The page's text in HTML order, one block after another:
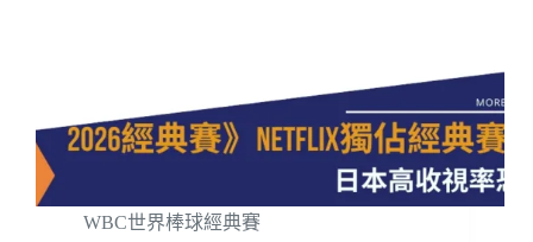
WBC世界棒球經典賽